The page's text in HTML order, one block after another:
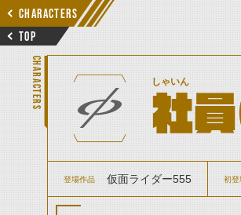
CHARACTERS
TOP
CHARACTERS しゃいん
社
登場作品 仮面ライダー555 初登